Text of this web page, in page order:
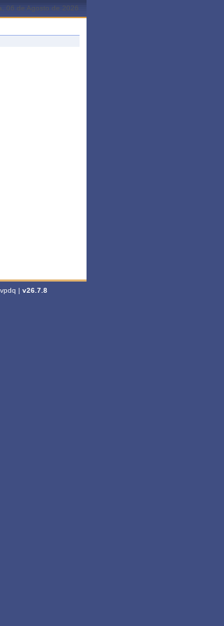
06 de Agosto de 2026
| v26.7.8